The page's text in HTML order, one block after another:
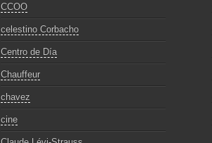
CCOO
celestino Corbacho
Centro de Día
Chauffeur
chavez
cine